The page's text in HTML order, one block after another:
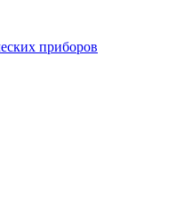
приборов